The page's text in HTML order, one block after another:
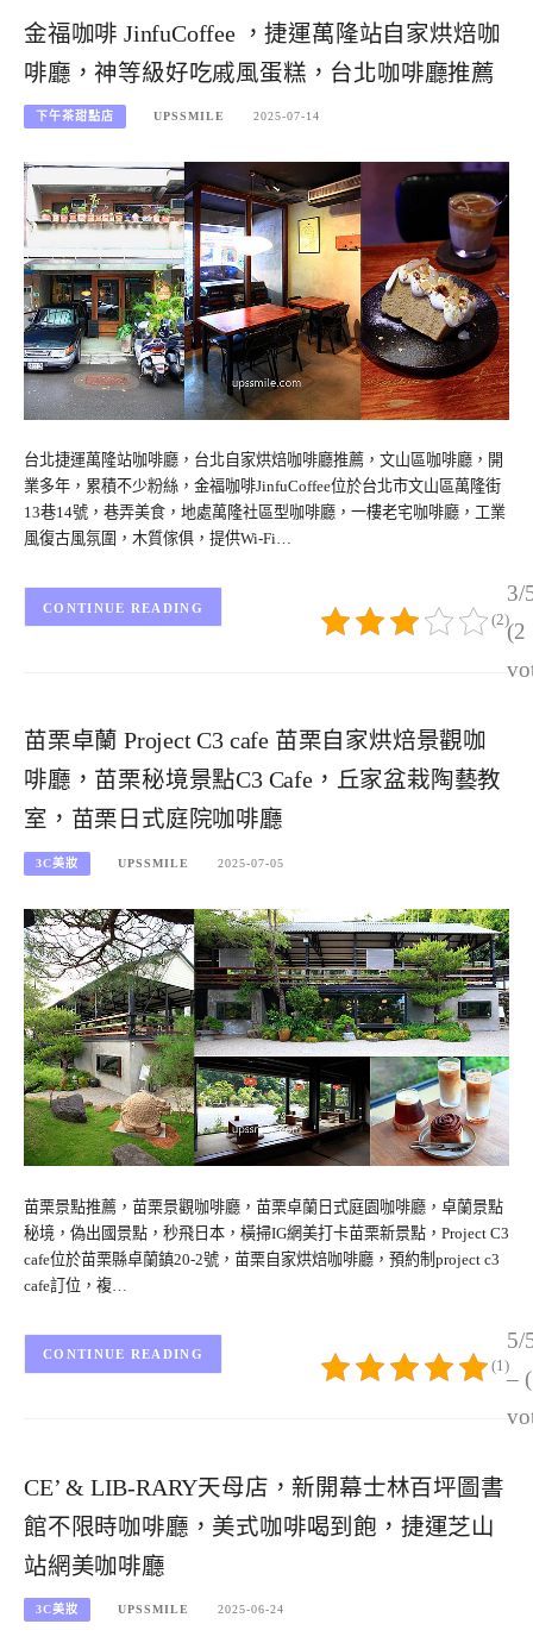
金福咖啡 JinfuCoffee ，捷運萬隆站自家烘焙咖
啡廳，神等級好吃戚風蛋糕，台北咖啡廳推薦
下午茶甜點店 UPSSMILE 2025-07-14
台北捷運萬隆站咖啡廳，台北自家烘焙咖啡廳推薦，文山區咖啡廳，開
業多年，累積不少粉絲，金福咖啡JinfuCoffee位於台北市文山區萬隆街
13巷14號，巷弄美食，地處萬隆社區型咖啡廳，一樓老宅咖啡廳，工業
風復古風氛圍，木質傢俱，提供Wi-Fi…
3/
(2
(2)
CONTINUE READING
苗栗卓蘭 Project C3 cafe 苗栗自家烘焙景觀咖
啡廳，苗栗秘境景點C3 Cafe，丘家盆栽陶藝教
室，苗栗日式庭院咖啡廳
3C美妝 UPSSMILE 2025-07-05
苗栗景點推薦，苗栗景觀咖啡廳，苗栗卓蘭日式庭園咖啡廳，卓蘭景點
秘境，偽出國景點，秒飛日本，橫掃IG網美打卡苗栗新景點，Project C3
cafe位於苗栗縣卓蘭鎮20-2號，苗栗自家烘焙咖啡廳，預約制project c3
cafe訂位，複…
5/
–
(1)
CONTINUE READING
CE’ & LIB-RARY天母店，新開幕士林百坪圖書
館不限時咖啡廳，美式咖啡喝到飽，捷運芝山
站網美咖啡廳
3C美妝 UPSSMILE 2025-06-24